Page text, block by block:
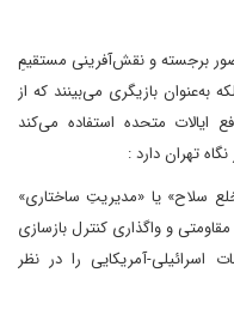
برجسته و نقش‌آفرینی مستقیمِ
به‌عنوان بازیگری می‌بینند که از
ایالات متحده استفاده می‌کند
سلاح» یا «مدیریتِ ساختاری»
و واگذاری کنترل بازسازی
اسرائیلی-آمریکایی را در نظر